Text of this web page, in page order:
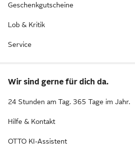
Geschenkgutscheine
Lob & Kritik
Service
Wir sind gerne für dich da.
24 Stunden am Tag. 365 Tage im Jahr.
Hilfe & Kontakt
OTTO KI-Assistent